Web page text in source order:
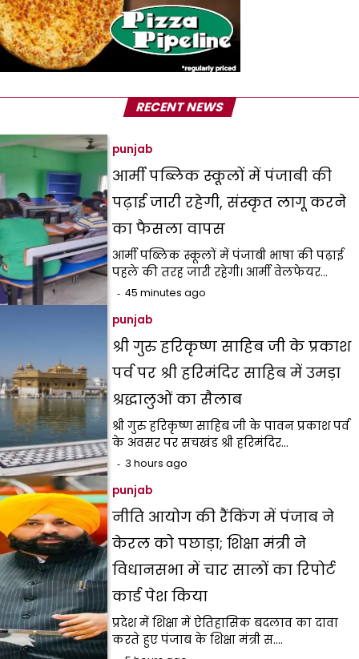
RECENT NEWS
punjab
आर्मी पब्लिक स्कूलों में पंजाबी की
पढ़ाई जारी रहेगी, संस्कृत लागू करने
का फैसला वापस
आर्मी पब्लिक स्कूलों में पंजाबी भाषा की पढ़ाई
पहले की तरह जारी रहेगी। आर्मी वेलफेयर…
45 minutes ago
punjab
श्री गुरु हरिकृष्ण साहिब जी के प्रकाश
पर्व पर श्री हरिमंदिर साहिब में उमड़ा
श्रद्धालुओं का सैलाब
श्री गुरु हरिकृष्ण साहिब जी के पावन प्रकाश पर्व
के अवसर पर सचखंड श्री हरिमंदिर…
3 hours ago
punjab
नीति आयोग की रैंकिंग में पंजाब ने
केरल को पछाड़ा; शिक्षा मंत्री ने
विधानसभा में चार सालों का रिपोर्ट
कार्ड पेश किया
प्रदेश में शिक्षा में ऐतिहासिक बदलाव का दावा
करते हुए पंजाब के शिक्षा मंत्री स.…